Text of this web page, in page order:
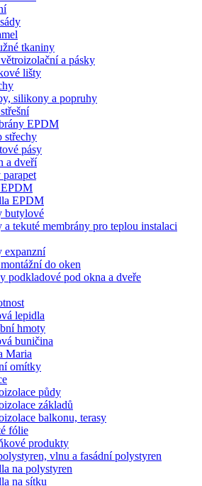
tkaniny
a pásky
lišty
silikony a popruhy
EPDM
střechy
pásy
a dveří
EPDM
butylové
a tekuté membrány pro teplou instalaci
expanzní
do oken
podkladové pod okna a dveře
lepidla
hmoty
buničina
Maria
omítky
půdy
základů
balkonu, terasy
fólie
produkty
vlnu a fasádní polystyren
na polystyren
na sítku